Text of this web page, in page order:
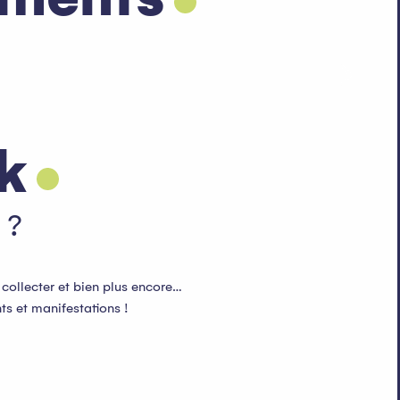
et bien plus encore…
et manifestations !